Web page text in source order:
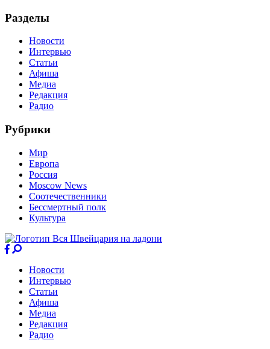
Разделы
Новости
Интервью
Статьи
Афиша
Медиа
Редакция
Радио
Рубрики
Мир
Европа
Россия
Moscow News
Соотечественники
Бессмертный полк
Культура
Новости
Интервью
Статьи
Афиша
Медиа
Редакция
Радио